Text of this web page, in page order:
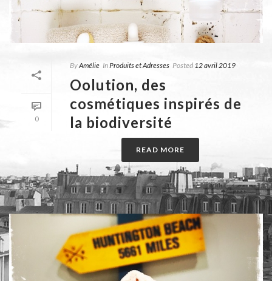
0
ByAmélie InProduits et Adresses Posted 12 avril 2019
Oolution, des
cosmétiques inspirés de
la biodiversité
READ MORE